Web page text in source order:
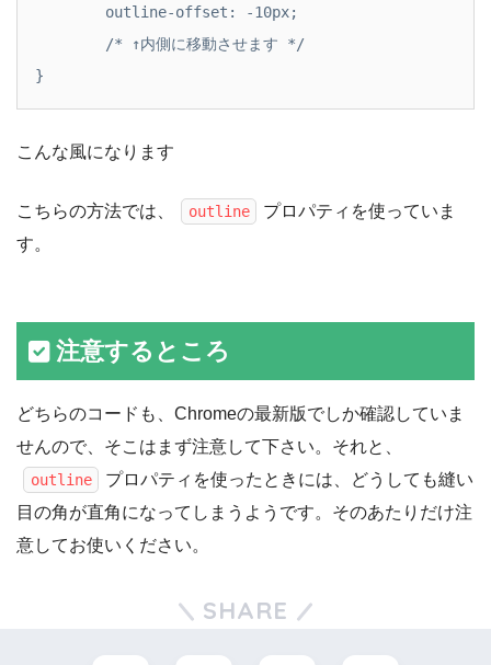
}
こんな風になります
こちらの方法では、 outline
プロパティを使っていま
す。
注意するところ
どちらのコードも、Chromeの最新版でしか確認していま
せんので、そこはまず注意して下さい。それと、
outline
プロパティを使ったときには、どうしても縫い
目の角が直角になってしまうようです。そのあたりだけ注
意してお使いください。
SHARE